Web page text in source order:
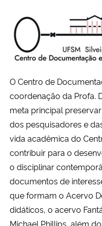
O Centro de
coordenação da Profa.
meta principal
dos pesquisadores e
vida acadêmica do
contribuir para o
o disciplinar
documentos de
que formam o Acervo
didáticos, o acervo
Michael Phillips, além